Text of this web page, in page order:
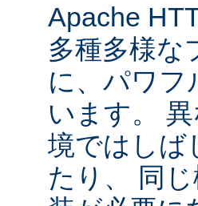
Apache
多種多様な
に、パワフ
います。
境ではしば
たり、 同